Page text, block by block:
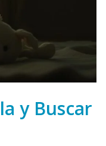
y Buscar